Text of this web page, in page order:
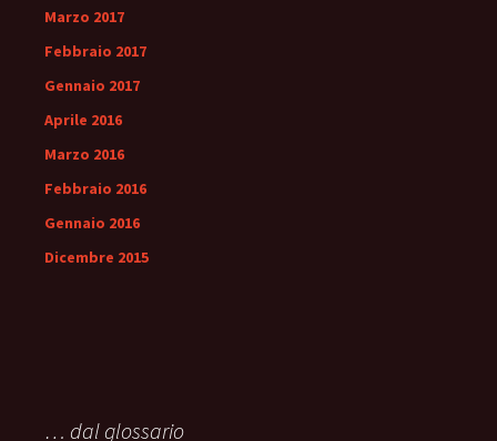
Marzo 2017
Febbraio 2017
Gennaio 2017
Aprile 2016
Marzo 2016
Febbraio 2016
Gennaio 2016
Dicembre 2015
… dal glossario